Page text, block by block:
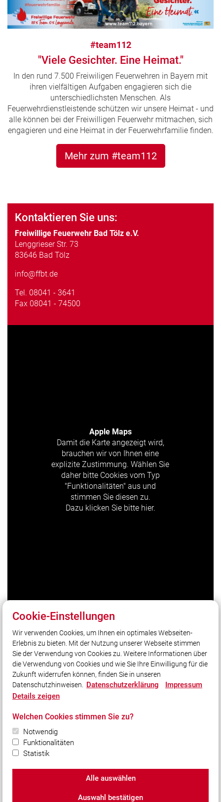
#team112
"Viele Gesichter. Eine Heimat."
In den rund 7.500 Freiwiligen Feuerwehren in Bayern mit
ihren vielfältigen Aufgaben engagieren sich die
unterschiedlichsten Menschen. Als
Feuerwehrdienstleistende schützen wir unsere Heimat - und
alle können bei der Freiwilligen Feuerwehr mitmachen, sich
engagieren und eine Heimat in der Feuerwehrfamilie finden.
Mehr zum #team112
Kontaktieren Sie uns:
Freiwillige Feuerwehr Bad Tölz e.V.
Lenggrieser Str. 73
83646 Bad Tölz
info@ffbt.de
Tel. 08041 - 3641
Fax 08041 - 74500
Apple Maps
Damit die Karte angezeigt wird,
brauchen wir von Ihnen eine
explizite Zustimmung. Wählen Sie
daher bitte Cookies vom Typ
"Funktionalitäten" aus und
stimmen Sie diesen zu.
Dazu klicken Sie bitte hier.
Unser Leitsatz
"Einer für Alle, Alle für Einen"
Gott zur Ehr dem Nächsten zur Wehr !
Social Media
Bleiben Sie mit uns in Kontakt und vernetzen Sie sich
mit uns!
© 2026 Freiwillige Feuerwehr Bad Tölz e.V.
Datenschutz|Cookie-Einstellungen
Cookie-Einstellungen
Wir verwenden Cookies, um Ihnen ein optimales Webseiten-
Erlebnis zu bieten. Mit der Nutzung unserer Webseite stimmen
Sie der Verwendung von Cookies zu. Weitere Informationen über
die Verwendung von Cookies und wie Sie Ihre Einwilligung für die
Zukunft widerrufen können, finden Sie in unseren
Datenschutzhinweisen. Datenschutzerklärung
Impressum
Details zeigen
Welchen Cookies stimmen Sie zu?
Notwendig
Funktionalitäten
Statistik
Alle auswählen
Auswahl bestätigen